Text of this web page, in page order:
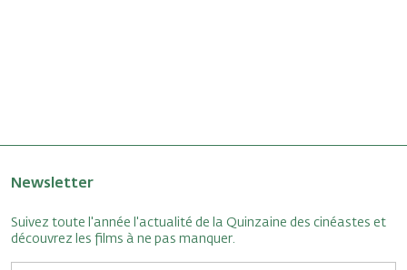
Newsletter
Suivez toute l'année l'actualité de la Quinzaine des cinéastes et
découvrez les films à ne pas manquer.